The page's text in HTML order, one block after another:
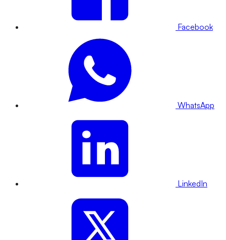
Facebook
WhatsApp
LinkedIn